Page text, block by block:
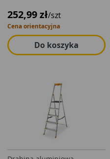
252,99 zł/szt
Cena orientacyjna
Do koszyka